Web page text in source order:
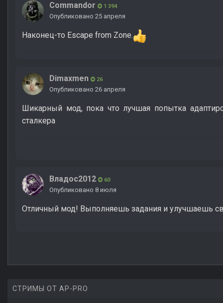
Commandor 1 394
Опубликовано 25 апреля
Наконец-то Escape from Zone.
Dimaxmen 26
Опубликовано 26 апреля
Шикарный мод, пока что лучшая попытка
сталкера
Владос2012 60
Опубликовано 8 июля
Отличный мод! Выполняешь задания и улучшаешь
СТРИМЫ ОТ AP-PRO